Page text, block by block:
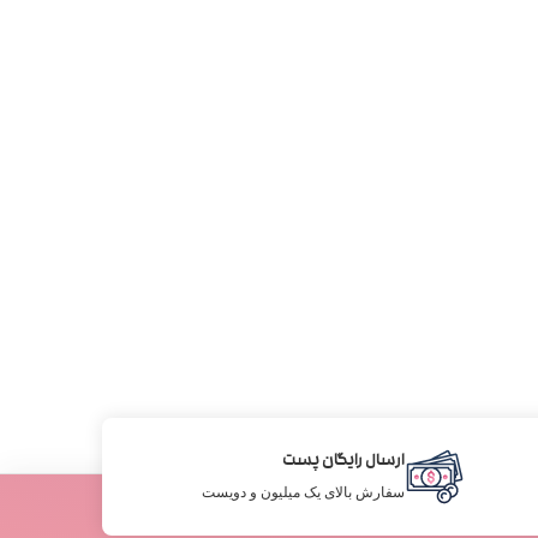
ارسال رایگان پست
سفارش بالای یک میلیون و دویست